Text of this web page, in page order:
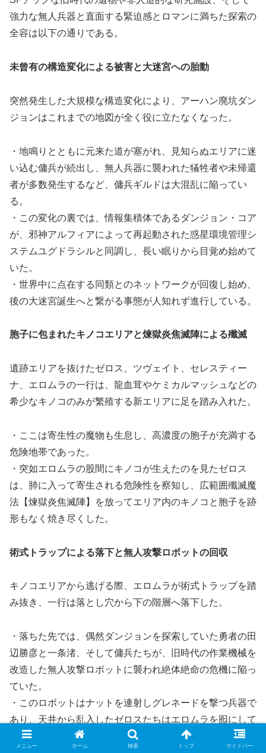
強力な無人兵器と直面する緊迫感とロマンに満ちた探索の
全容は以下の通りである。
未曾有の構造変化による被害と大迷宮への胎動
突然発生した大規模な構造変化により、アーハン廃坑ダン
ジョンはこれまでの地図が全く役に立たなくなった。
・地鳴りとともに元来た道が塞がれ、見知らぬエリアに迷
い込む傭兵が続出し、無人兵器に襲われた犠牲者や未帰還
者が多数発生するなど、傭兵ギルドは大混乱に陥ってい
る。
・この変化の裏では、情報集積体であるダンジョン・コア
が、邪神アルフィアによって再起動された惑星環境管理シ
ステムユグドラシルと同調し、長い眠りから目覚め始めて
いた。
・世界中に点在する同類とのネットワークが回復し始め、
後の大迷宮誕生へと繋がる事態が人知れず進行している。
胞子に包まれたキノコエリアと煉獄炎焦滅陣による殲滅
遺跡エリアを抜けたゼロス、ツヴェイト、セレスティー
ナ、エロムラの一行は、龍血茸やケミカルマッシュなどの
希少なキノコのみが繁殖する新エリアに足を踏み入れた。
・ここは寄生性の魔物も生息し、高濃度の胞子が充満する
危険地帯であった。
・突如エロムラの股間にキノコが生えたのを見たゼロス
は、肺に入って寄生される危険性を察知し、広範囲殲滅魔
法【煉獄炎焦滅陣】を放ってエリア内のキノコと胞子を跡
形もなく焼き尽くした。
術式トラップによる落下と無人攻撃ロボットの回収
キノコエリアから逃げる際、エロムラが術式トラップを踏
み抜き、一行は落とし穴から下の階層へ落下した。
・落ちた先では、偶然ダンジョンを探索していた勇者の田
辺勝彦と一条渚、そして傭兵たちが、旧時代の作業機械を
改造した無人攻撃ロボットに襲われ絶体絶命の危機に陥っ
ていた。
・このロボットはナットを連射しグレネードを撃つ兵器で
あり、天井から乱入したゼロスたちはエロムラを囮にして
ロボットの脚部を切り離し、機能を停止させた。
メニュー ホーム 検索 トップ サイドバー